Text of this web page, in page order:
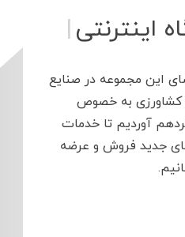
این مجموعه در صنایع
کشاورزی به خصوص
آوردیم تا خدمات
جدید فروش و عرضه